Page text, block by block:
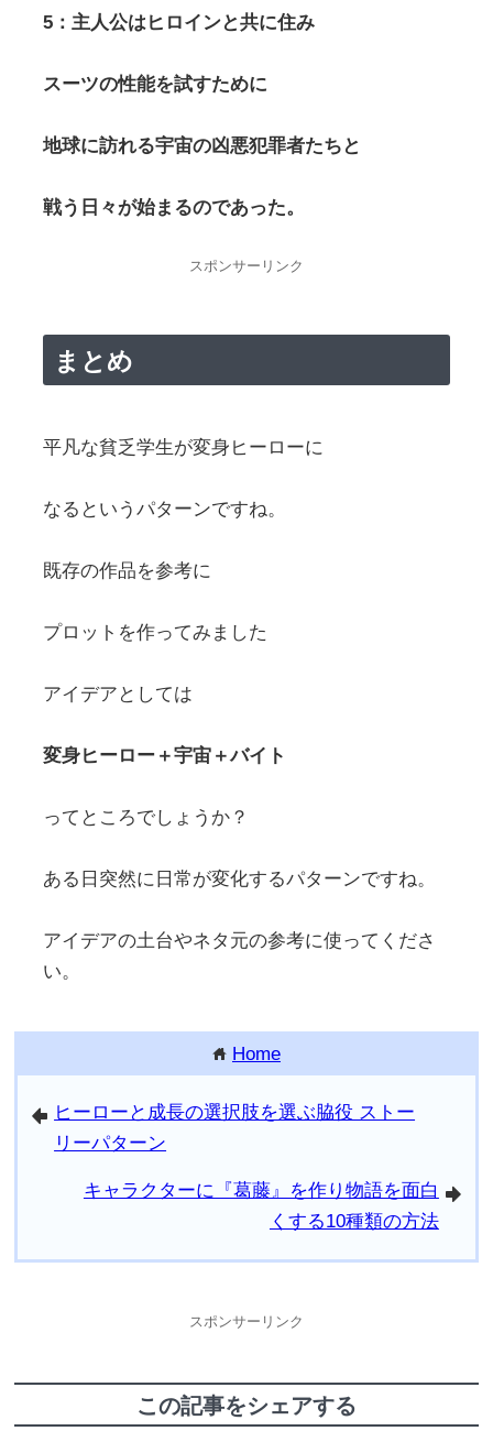
5：主人公はヒロインと共に住み
スーツの性能を試すために
地球に訪れる宇宙の凶悪犯罪者たちと
戦う日々が始まるのであった。
スポンサーリンク
まとめ
平凡な貧乏学生が変身ヒーローに
なるというパターンですね。
既存の作品を参考に
プロットを作ってみました
アイデアとしては
変身ヒーロー＋宇宙＋バイト
ってところでしょうか？
ある日突然に日常が変化するパターンですね。
アイデアの土台やネタ元の参考に使ってくださ
い。
home Home
arrowleft ヒーローと成長の選択肢を選ぶ脇役 ストー
リーパターン
arrowright
キャラクターに『葛藤』を作り物語を面白
くする10種類の方法
スポンサーリンク
この記事をシェアする